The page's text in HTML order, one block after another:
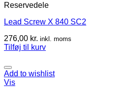
Reservedele
Lead Screw X 840 SC2
276,00 kr. inkl. moms
Tilføj til kurv
Add to wishlist
Vis